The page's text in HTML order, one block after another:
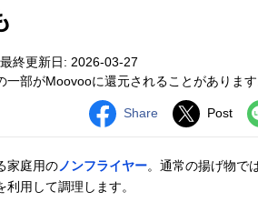
最終更新日: 2026-03-27
部がMoovooに還元されることがあります
Share Post
家庭用のノンフライヤー。通常の揚げ物で
用して調理します。